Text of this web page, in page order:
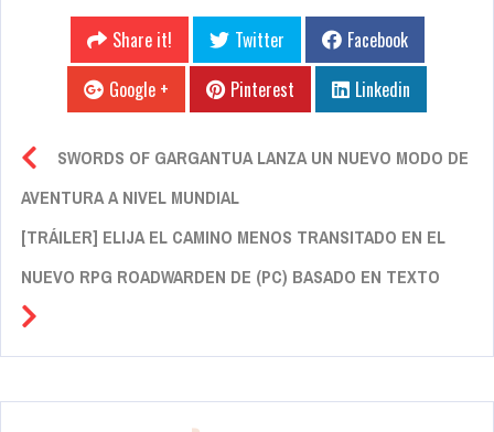
Share it! Twitter
Facebook
Google +
Pinterest Linkedin
SWORDS OF GARGANTUA LANZA UN NUEVO MODO DE
AVENTURA A NIVEL MUNDIAL
[TRÁILER] ELIJA EL CAMINO MENOS TRANSITADO EN EL
NUEVO RPG ROADWARDEN DE (PC) BASADO EN TEXTO